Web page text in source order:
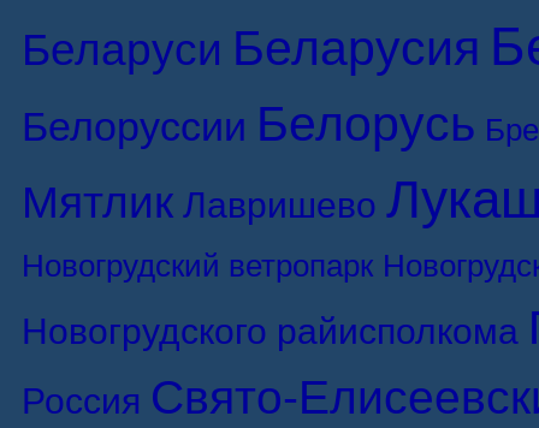
Беларуси Беларусия
Белоруссии Белорусь
МятликЛавришево
Новогрудский ветропарк
Новогрудского райисполкома
Россия Свято-